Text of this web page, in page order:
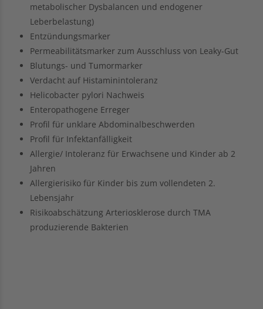
metabolischer Dysbalancen und endogener
Leberbelastung)
Entzündungsmarker
Permeabilitätsmarker zum Ausschluss von Leaky-Gut
Blutungs- und Tumormarker
Verdacht auf Histaminintoleranz
Helicobacter pylori Nachweis
Enteropathogene Erreger
Profil für unklare Abdominalbeschwerden
Profil für Infektanfälligkeit
Allergie/ Intoleranz für Erwachsene und Kinder ab 2
Jahren
Allergierisiko für Kinder bis zum vollendeten 2.
Lebensjahr
Risikoabschätzung Arteriosklerose durch TMA
produzierende Bakterien